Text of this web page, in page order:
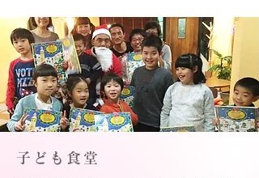
子ども食堂